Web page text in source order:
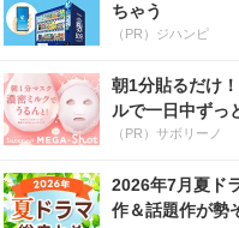
ちゃう
（PR）ジハンピ
朝1分貼るだけ
ルで一日中ずっ
（PR）サボリーノ
2026年7月夏ド
作＆話題作が勢